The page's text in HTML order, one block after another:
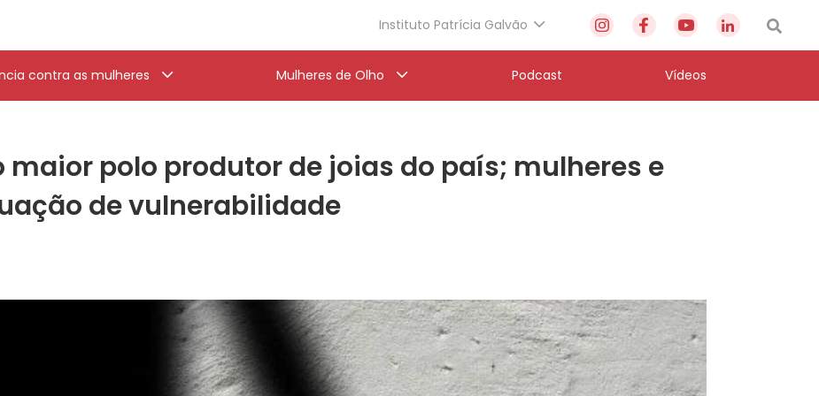
Instituto Patrícia Galvão
contra as mulheres Mulheres de Olho Podcast Vídeos
polo produtor de joias do país; mulheres e
de vulnerabilidade